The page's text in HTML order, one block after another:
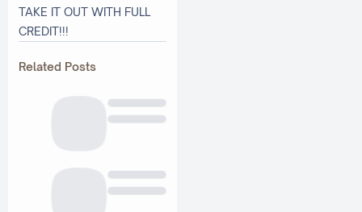
TAKE IT OUT WITH FULL
CREDIT!!!
Related Posts